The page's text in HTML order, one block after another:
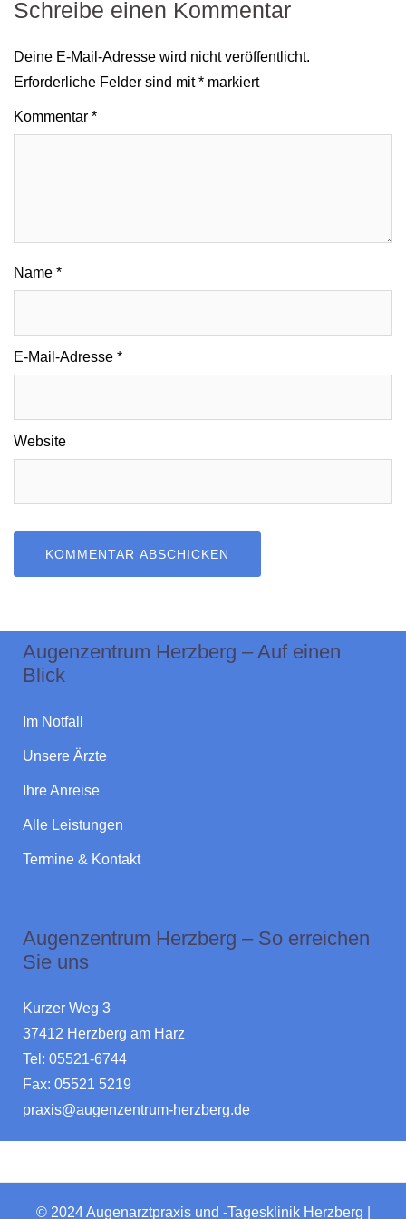
Schreibe einen Kommentar
Deine E-Mail-Adresse wird nicht veröffentlicht.
Erforderliche Felder sind mit* markiert
Kommentar *
Name *
E-Mail-Adresse *
Website
Augenzentrum Herzberg – Auf einen
Blick
Im Notfall
Unsere Ärzte
Ihre Anreise
Alle Leistungen
Termine & Kontakt
Augenzentrum Herzberg – So erreichen
Sie uns
Kurzer Weg 3
37412 Herzberg am Harz
Tel: 05521-6744
Fax: 05521 5219
praxis@augenzentrum-herzberg.de
© 2024 Augenarztpraxis und -Tagesklinik Herzberg |